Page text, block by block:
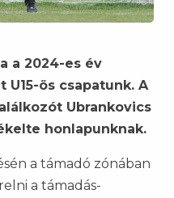
a 2024-es év
ös csapatunk. A
Ubrankovics
honlapunknak.
a támadó zónában
a támadás-